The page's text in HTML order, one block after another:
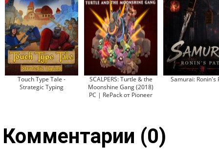
Touch Type Tale -
Strategic Typing
SCALPERS: Turtle & the
Moonshine Gang (2018)
PC | RePack от Pioneer
Samurai: Ronin's
Комментарии (0)